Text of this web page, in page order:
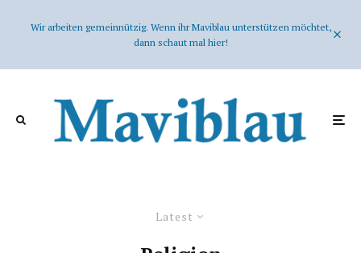
Wir arbeiten gemeinnützig. Wenn ihr Maviblau unterstützen möchtet,
dann schaut mal hier!
Latest